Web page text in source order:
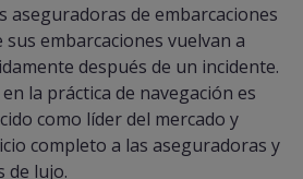
aseguradoras de embarcaciones
sus embarcaciones vuelvan a
después de un incidente.
la práctica de navegación es
como líder del mercado y
completo a las aseguradoras y
de lujo.